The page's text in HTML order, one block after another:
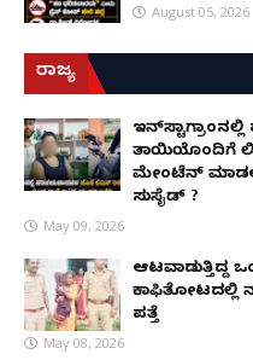
August 05, 2026
ರಾಜ್ಯ
ತಾಯಿಯೊಂದಿಗೆ
ಮೇಂಟೆನ್
ಸುಸೈಡ್ ?
May 09, 2026
ಆಟವಾಡುತ್ತಿದ್ದ
ಕಾಫಿತೋಟದಲ್ಲಿ
ಪತ್ತೆ
May 08, 2026